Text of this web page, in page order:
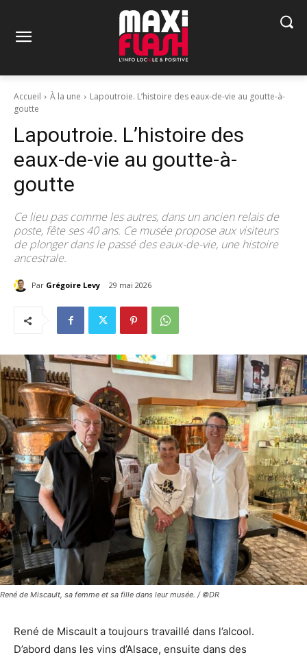
Accueil À la une
Lapoutroie. L’histoire des eaux-de-vie au goutte-à-
goutte
Lapoutroie. L’histoire des
eaux-de-vie au goutte-à-
goutte
Ce lieu pas comme les autres, dans un ancien relais de
poste, fête ses 40 ans. Ce musée propose aux visiteurs
de plonger dans le passé des eaux-de-vie, une histoire
ancestrale.
Par Grégoire Levy 29 mai 2026
René de Miscault, sa femme et sa fille dans leur musée. / ©DR
René de Miscault a toujours travaillé dans l’alcool.
D’abord dans les vins d’Alsace, ensuite dans des